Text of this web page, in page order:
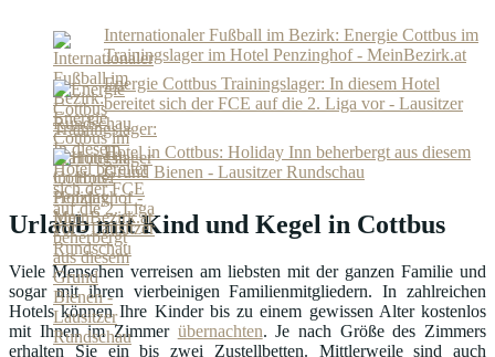
Internationaler Fußball im Bezirk: Energie Cottbus im
Trainingslager im Hotel Penzinghof - MeinBezirk.at
Energie Cottbus Trainingslager: In diesem Hotel
bereitet sich der FCE auf die 2. Liga vor - Lausitzer
Rundschau
Hotel in Cottbus: Holiday Inn beherbergt aus diesem
Grund Bienen - Lausitzer Rundschau
Urlaub mit Kind und Kegel in Cottbus
Viele Menschen verreisen am liebsten mit der ganzen Familie und
sogar mit ihren vierbeinigen Familienmitgliedern. In zahlreichen
Hotels können Ihre Kinder bis zu einem gewissen Alter kostenlos
mit Ihnen im Zimmer übernachten. Je nach Größe des Zimmers
erhalten Sie ein bis zwei Zustellbetten. Mittlerweile sind auch